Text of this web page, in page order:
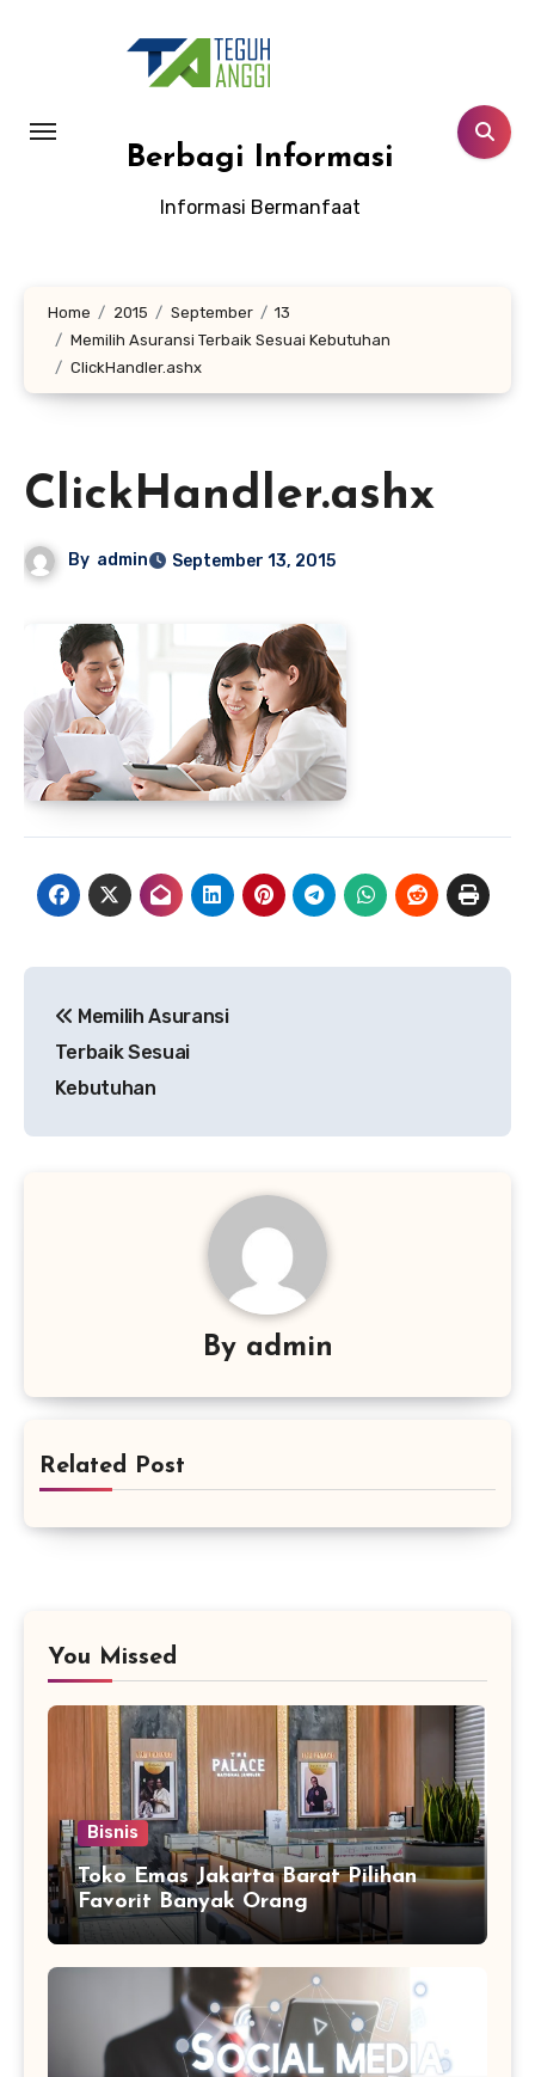
Berbagi Informasi
Informasi Bermanfaat
Home 2015 September
13
Memilih Asuransi Terbaik Sesuai Kebutuhan
ClickHandler.ashx
ClickHandler.ashx
By admin September 13, 2015
pos
Memilih Asuransi
Terbaik Sesuai
Kebutuhan
By admin
Related Post
You Missed
Bisnis
Toko Emas Jakarta Barat Pilihan
Favorit Banyak Orang